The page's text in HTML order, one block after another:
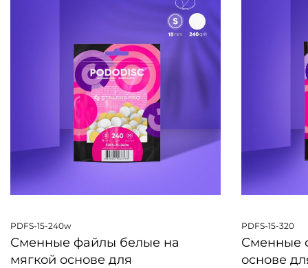
PDFS-15-240w
Сменные файлы белые на
мягкой основе для
PDFS-15-320
Сменные
основе